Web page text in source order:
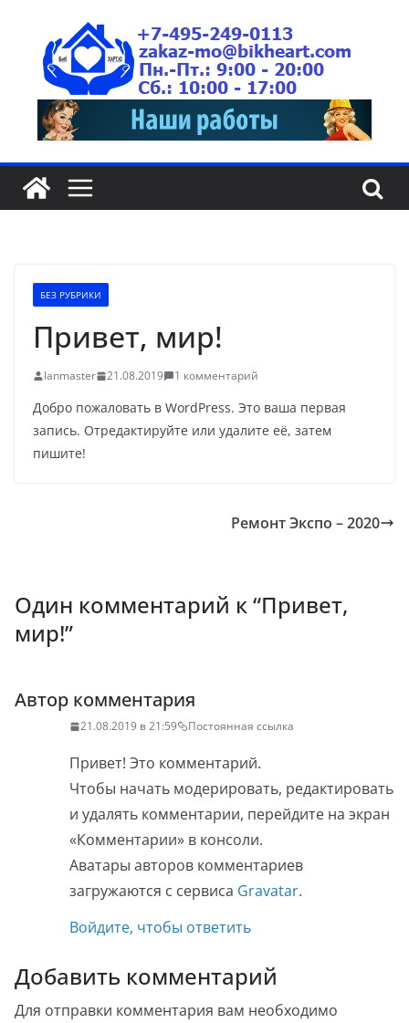
БЕЗ РУБРИКИ
Привет, мир!
lanmaster 21.08.2019 1 комментарий
Добро пожаловать в WordPress. Это ваша первая
запись. Отредактируйте или удалите её, затем
пишите!
Ремонт Экспо – 2020
Один комментарий к “Привет,
мир!”
Автор комментария
21.08.2019 в 21:59 Постоянная ссылка
Привет! Это комментарий.
Чтобы начать модерировать, редактировать
и удалять комментарии, перейдите на экран
«Комментарии» в консоли.
Аватары авторов комментариев
загружаются с сервиса Gravatar.
Войдите, чтобы ответить
Добавить комментарий
Для отправки комментария вам необходимо